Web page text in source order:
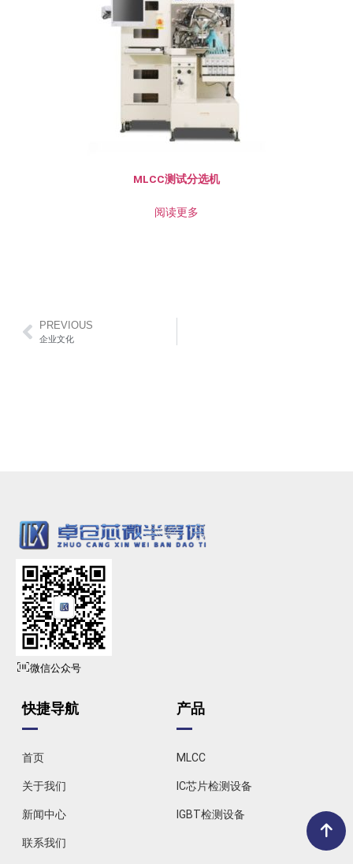
MLCC测试分选机
阅读更多
PREVIOUS
企业文化
微信公众号
快捷导航
首页
关于我们
新闻中心
联系我们
产品
MLCC
IC芯片检测设备
IGBT检测设备